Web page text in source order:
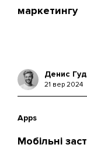
маркетингу
Денис
21 вер 2024
Apps
Мобільні